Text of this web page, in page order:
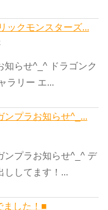
ックモンスターズ...
知らせ^_^ ドラゴンク
ラリー エ...
ンプラお知らせ^_...
ンプラお知らせ^_^ デ
ししてます！...
ました！■